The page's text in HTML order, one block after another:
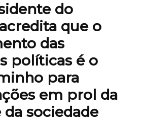
do
que o
das
políticas é o
para
em prol da
da sociedade